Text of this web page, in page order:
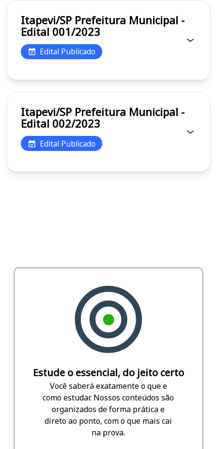
Itapevi/SP Prefeitura Municipal -
Edital 001/2023
Edital Publicado
Itapevi/SP Prefeitura Municipal -
Edital 002/2023
Edital Publicado
Estude o essencial, do jeito certo
Você saberá exatamente o que e
como estudar. Nossos conteúdos são
organizados de forma prática e
direto ao ponto, com o que mais cai
na prova.